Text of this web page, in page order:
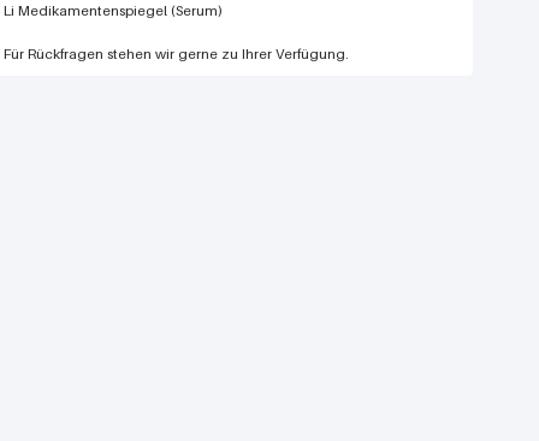
Li Medikamentenspiegel (Serum)
Für Rückfragen stehen wir gerne zu Ihrer Verfügung.